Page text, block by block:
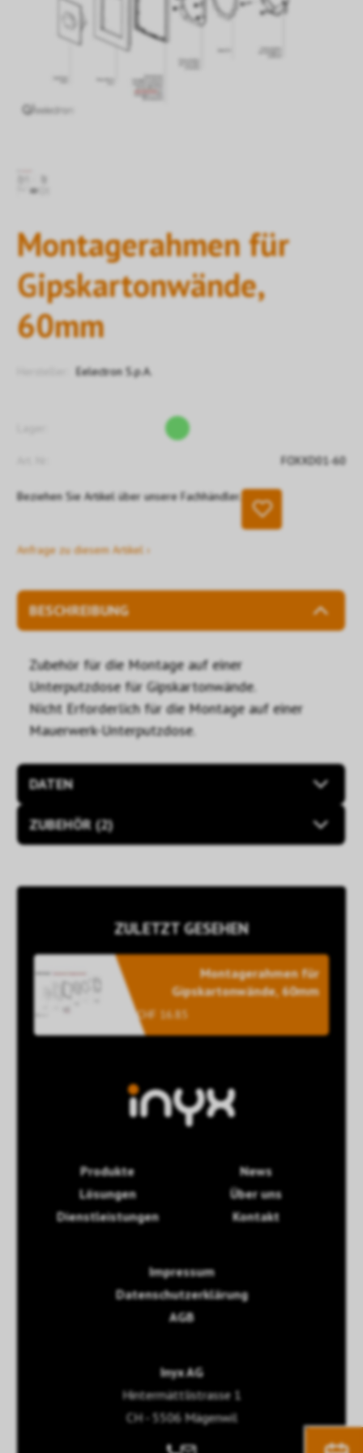
Montagerahmen für
Gipskartonwände,
60mm
Eelectron S.p.A.
FOXXD01-60
Beziehen Sie Artikel über unsere Fachhändler.
Anfrage zu diesem Artikel ›
BESCHREIBUNG
Zubehör für die Montage auf einer
Unterputzdose für Gipskartonwände.
Nicht Erforderlich für die Montage auf einer
Mauerwerk-Unterputzdose.
DATEN
ZUBEHÖR (2)
ZULETZT GESEHEN
Montagerahmen für
Gipskartonwände, 60mm
CHF 16.85
Produkte
Lösungen
Dienstleistungen
News
Über uns
Kontakt
Impressum
Datenschutzerklärung
AGB
Inyx AG
Hintermättlistrasse 1
CH - 5506 Mägenwil